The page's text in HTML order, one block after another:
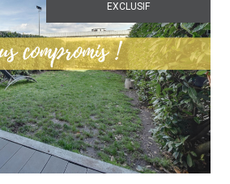
EXCLUSIF
voir le bien